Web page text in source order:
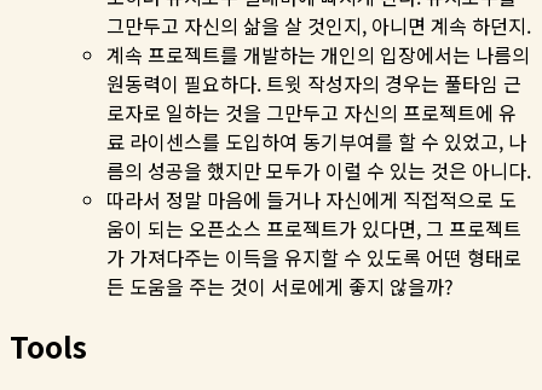
그만두고 자신의 삶을 살 것인지, 아니면 계속 하던지.
계속 프로젝트를 개발하는 개인의 입장에서는 나름의
원동력이 필요하다. 트윗 작성자의 경우는 풀타임 근
로자로 일하는 것을 그만두고 자신의 프로젝트에 유
료 라이센스를 도입하여 동기부여를 할 수 있었고, 나
름의 성공을 했지만 모두가 이럴 수 있는 것은 아니다.
따라서 정말 마음에 들거나 자신에게 직접적으로 도
움이 되는 오픈소스 프로젝트가 있다면, 그 프로젝트
가 가져다주는 이득을 유지할 수 있도록 어떤 형태로
든 도움을 주는 것이 서로에게 좋지 않을까?
Tools